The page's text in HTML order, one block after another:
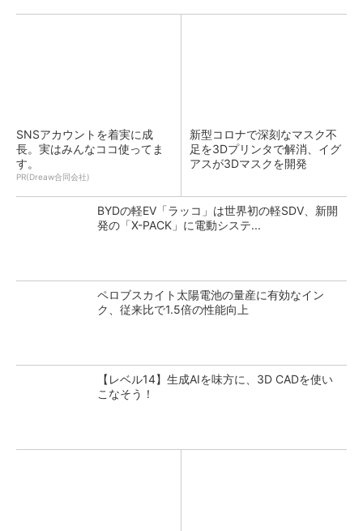
SNSアカウントを着実に成
長。実はみんなココ使ってま
す。
PR(Dreaw合同会社)
新型コロナで深刻なマスク不
足を3Dプリンタで解消、イグ
アスが3Dマスクを開発
BYDの軽EV「ラッコ」は世界初の軽SDV、新開
発の「X-PACK」に電動システ...
ペロブスカイト太陽電池の量産に有効なイン
ク、従来比で1.5倍の性能向上
【レベル14】生成AIを味方に、3D CADを使い
こなそう！